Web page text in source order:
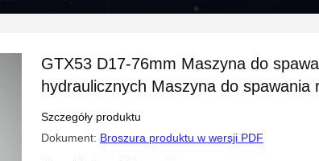
GTX53 D17-76mm Maszyna do
hydraulicznych Maszyna do spawania
automatycznych
Szczegóły produktu
Dokument: Broszura produktu w wersji PDF